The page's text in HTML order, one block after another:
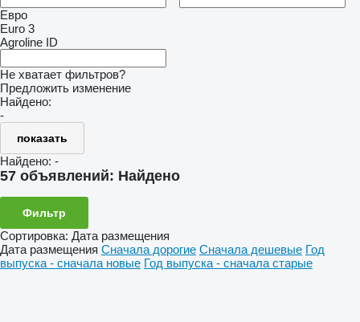
Евро
Euro 3
Agroline ID
Не хватает фильтров?
Предложить изменение
Найдено:
-
показать
Найдено: -
57 объявлений: Найдено
Фильтр
Сортировка: Дата размещения
Дата размещения Сначала дорогие Сначала дешевые Год
выпуска - сначала новые Год выпуска - сначала старые